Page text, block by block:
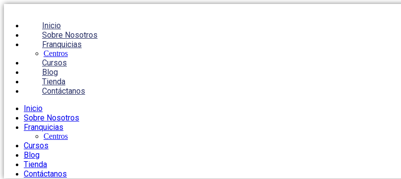
Inicio
Sobre Nosotros
Franquicias
Centros
Cursos
Blog
Tienda
Contáctanos
Inicio
Sobre Nosotros
Franquicias
Centros
Cursos
Blog
Tienda
Contáctanos